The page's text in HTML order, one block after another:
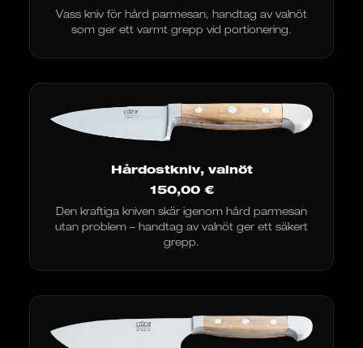
Vass kniv för hård parmesan, handtag av valnöt
som ger ett varmt grepp vid portionering.
Hårdostkniv, valnöt
150,00 €
Den kraftiga kniven skär igenom hård parmesan
utan problem – handtag av valnöt ger ett säkert
grepp.